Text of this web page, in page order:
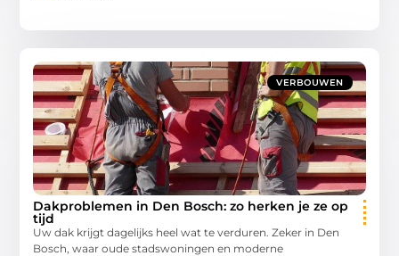
VERBOUWEN
Dakproblemen in Den Bosch: zo herken je ze op
tijd
Uw dak krijgt dagelijks heel wat te verduren. Zeker in Den
Bosch, waar oude stadswoningen en moderne